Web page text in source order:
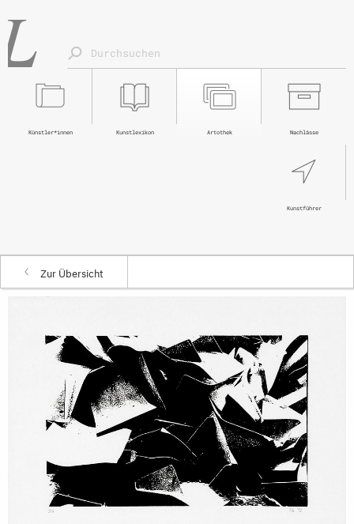
Nachlässe
Artothek
Kunstlexikon
Künstler*innen
Kunstführer
Zur Übersicht